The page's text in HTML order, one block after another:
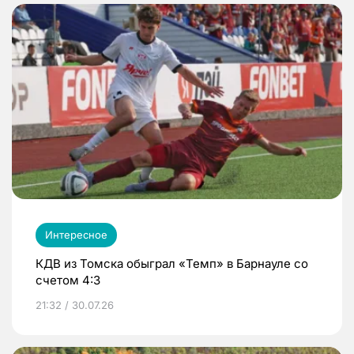
Интересное
КДВ из Томска обыграл «Темп» в Барнауле со
счетом 4:3
21:32 / 30.07.26